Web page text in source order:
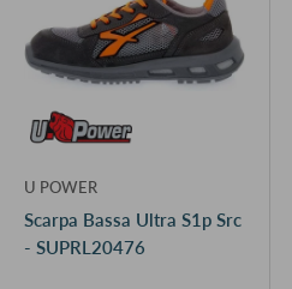
U POWER
Scarpa Bassa Ultra S1p Src
- SUPRL20476